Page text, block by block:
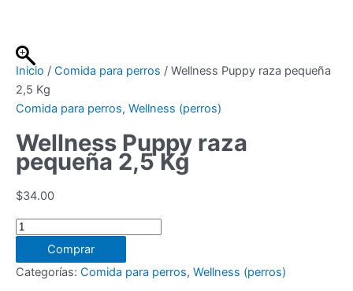
contenido
Inicio / Comida para perros / Wellness Puppy raza pequeña
2,5 Kg
Comida para perros, Wellness (perros)
Wellness Puppy raza
pequeña 2,5 Kg
$34.00
Wellness
Puppy
raza
pequeña
Comprar
Categorías: Comida para perros, Wellness (perros)